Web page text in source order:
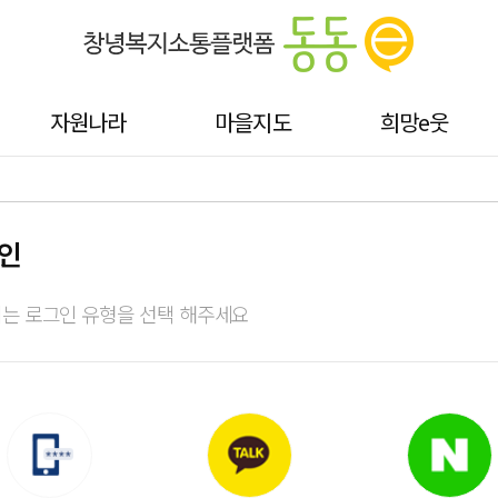
자원나라 마을지도 희망e웃
로그인 유형을 선택 해주세요